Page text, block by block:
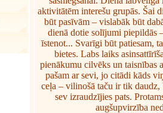
aktivitātēm interešu grupās. Šai
būt pasīvām – vislabāk būt
dienā dotie solījumi piepildās
īstenot... Svarīgi būt patiesam,
bietes. Labs laiks
pienākumu cilvēks un taisnības
pašam ar sevi, jo citādi kāds
ceļa – vilinošā taču ir tik
sev izraudzījies pats.
augšupvirzība